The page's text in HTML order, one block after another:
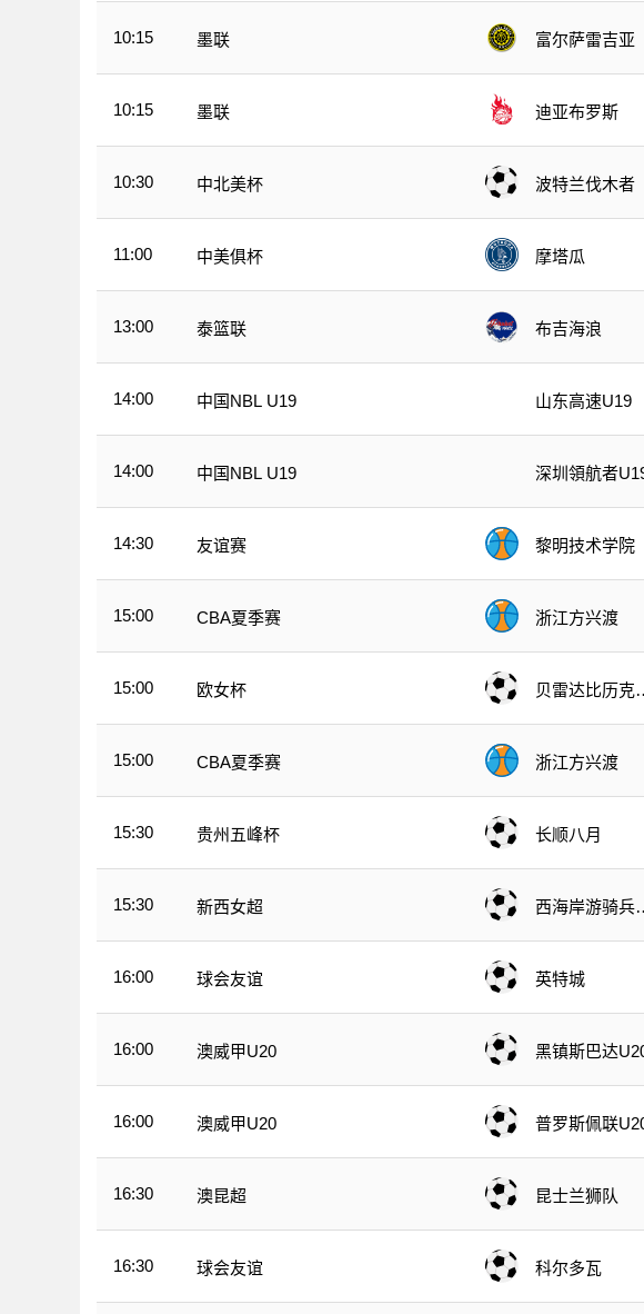
10:15 墨联 富尔萨雷吉亚
10:15 墨联 迪亚布罗斯
10:30 中北美杯 波特兰伐木者
11:00 中美俱杯 摩塔瓜
13:00 泰篮联 布吉海浪
14:00 中国NBL U19 山东高速U19
14:00 中国NBL U19 深圳領航者
14:30 友谊赛 黎明技术学院
15:00 CBA夏季赛 浙江方兴渡
15:00 欧女杯
贝雷达比历克
15:00 CBA夏季赛 浙江方兴渡
15:30 贵州五峰杯 长顺八月
15:30 新西女超
西海岸游骑兵
16:00 球会友谊 英特城
16:00 澳威甲U20 黑镇斯巴达
16:00 澳威甲U20 普罗斯佩联
16:30 澳昆超 昆士兰狮队
16:30 球会友谊 科尔多瓦